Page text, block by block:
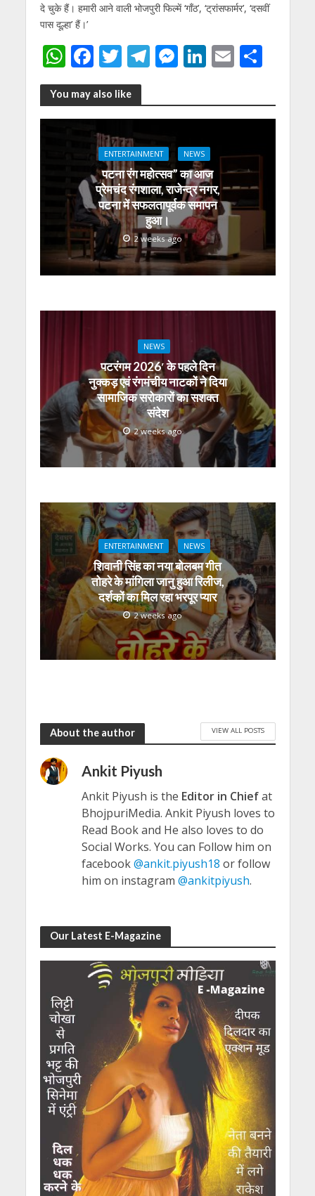
दे चुके हैं। हमारी आने वाली भोजपुरी फिल्में ‘गाँठ’, ‘ट्रांसफार्मर’, ‘दसवीं
पास दूल्हा’ हैं।’
W
h
at
s
p
F
ac
e
b
o
o
k
T
w
itt
er
T
el
e
gr
a
m
M
e
ss
e
n
g
er
Li
n
k
e
dI
n
E
m
ai
l
S
ar
e
You may also like
ENTERTAINMENT NEWS
पटना रंग महोत्सव” का आज
प्रेमचंद रंगशाला, राजेन्द्र नगर,
पटना में सफलतापूर्वक समापन
हुआ।
2 weeks ago
NEWS
पटरंगम 2026′ के पहले दिन
नुक्कड़ एवं रंगमंचीय नाटकों ने दिया
सामाजिक सरोकारों का सशक्त
संदेश
2 weeks ago
ENTERTAINMENT NEWS
शिवानी सिंह का नया बोलबम गीत
तोहरे के मांगिला जानु हुआ रिलीज,
दर्शकों का मिल रहा भरपूर प्यार
2 weeks ago
About the author VIEW ALL POSTS
Ankit Piyush
Ankit Piyush is the Editor in Chiefat
BhojpuriMedia. Ankit Piyush loves to
Read Book and He also loves to do
Social Works. You can Follow him on
facebook@ankit.piyush18 or follow
him on instagram @ankitpiyush.
Our Latest E-Magazine